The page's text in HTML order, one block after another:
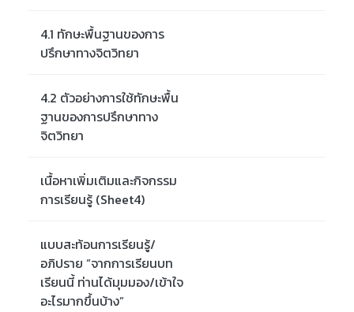
4.1 ทักษะพื้นฐานของการ
ปรึกษาทางจิตวิทยา
4.2 ตัวอย่างการใช้ทักษะพื้น
ฐานของการปรึกษาทาง
จิตวิทยา
เนื้อหาเพิ่มเติมและกิจกรรม
การเรียนรู้ (Sheet4)
แบบสะท้อนการเรียนรู้/
อภิปราย “จากการเรียนบท
เรียนนี้ ท่านได้มุมมอง/เข้าใจ
อะไรมากขึ้นบ้าง”